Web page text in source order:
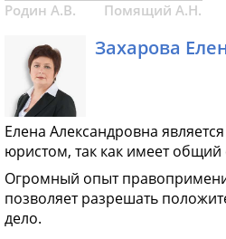
Родин А.В. Помящий А.Н.
Захарова
Елена Александровна
юристом, так как имеет общий
Огромный опыт
позволяет разрешать
дело.